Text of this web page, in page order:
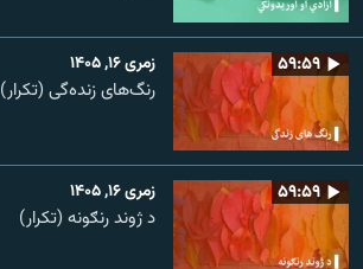
۵۹:۵۹ زمری ۱۶, ۱۴۰۵
رنگ‌های زنده‌گی (تکرار)
۵۹:۵۹ زمری ۱۶, ۱۴۰۵
د ژوند رنګونه (تکرار)